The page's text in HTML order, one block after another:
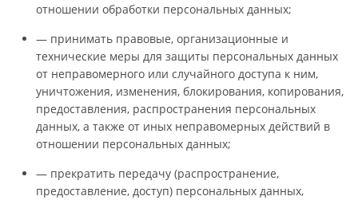
отношении обработки персональных данных;
— принимать правовые, организационные и
технические меры для защиты персональных данных
от неправомерного или случайного доступа к ним,
уничтожения, изменения, блокирования, копирования,
предоставления, распространения персональных
данных, а также от иных неправомерных действий в
отношении персональных данных;
— прекратить передачу (распространение,
предоставление, доступ) персональных данных,